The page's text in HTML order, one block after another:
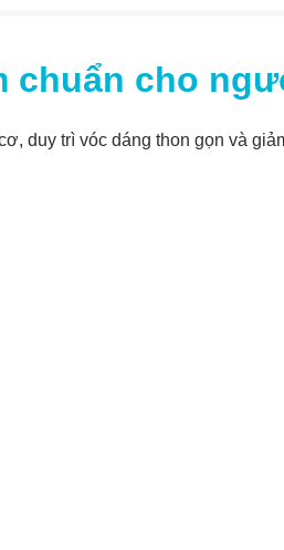
chuẩn cho
duy trì vóc dáng thon gọn và